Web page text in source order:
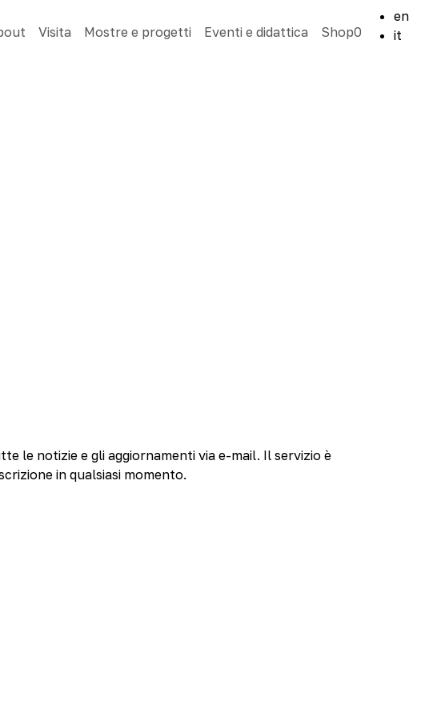
Visita Mostre e progetti Eventi e didattica Shop0
en
it
le notizie e gli aggiornamenti via e-mail. Il servizio è
in qualsiasi momento.